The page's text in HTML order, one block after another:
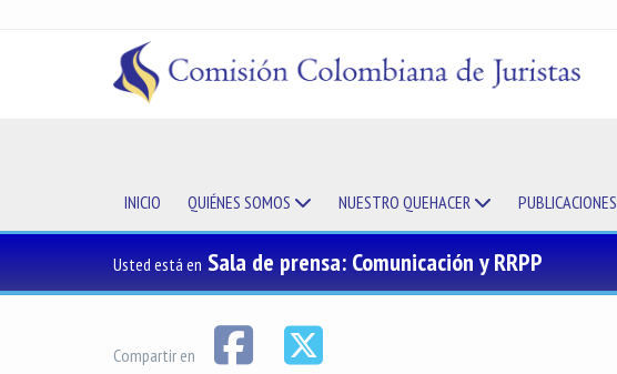
INICIO QUIÉNES SOMOS NUESTRO QUEHACER PUBLICACIONES
Usted está en Sala de prensa: Comunicación y RRPP
Compartir en